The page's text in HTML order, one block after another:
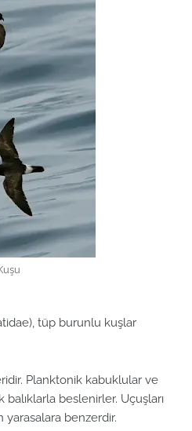
tüp burunlu kuşlar
Planktonik kabuklular ve
beslenirler. Uçuşları
yarasalara benzerdir.